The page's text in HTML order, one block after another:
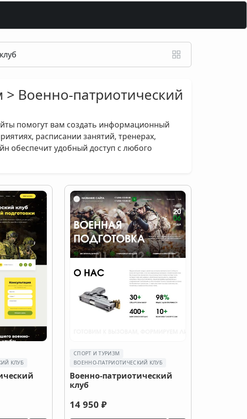
> Военно-патриотический
помогут вам создать информационный
расписании занятий, тренерах,
обеспечит удобный доступ с любого
КЛУБ
СПОРТ И ТУРИЗМ
ВОЕННО-ПАТРИОТИЧЕСКИЙ КЛУБ
Военно-патриотический
клуб
14 950 ₽